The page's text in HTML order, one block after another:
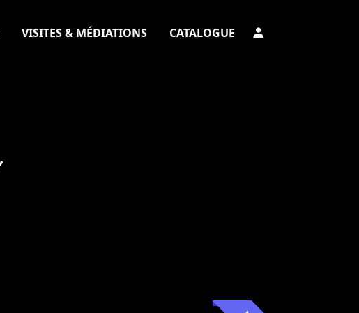
VISITES & MÉDIATIONS CATALOGUE